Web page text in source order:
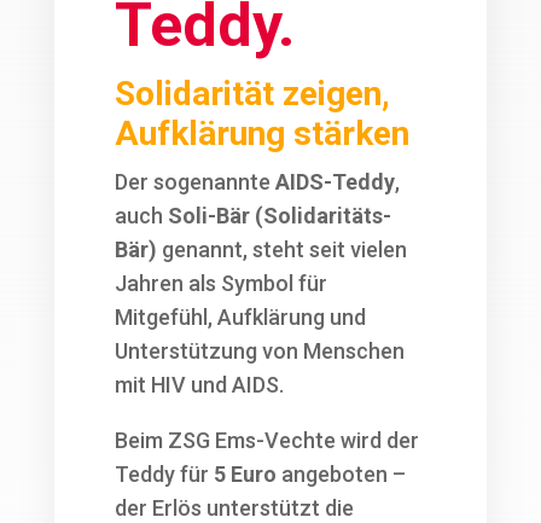
Teddy.
Solidarität zeigen,
Aufklärung stärken
Der sogenannte AIDS-Teddy,
auch Soli-Bär (Solidaritäts-
Bär) genannt, steht seit vielen
Jahren als Symbol für
Mitgefühl, Aufklärung und
Unterstützung von Menschen
mit HIV und AIDS.
Beim ZSG Ems-Vechte wird der
Teddy für 5 Euro angeboten –
der Erlös unterstützt die